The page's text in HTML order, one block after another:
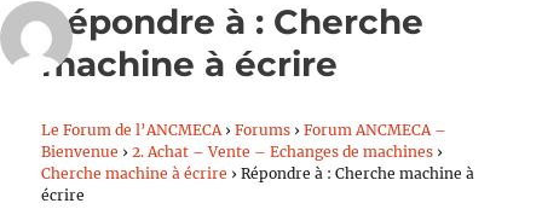
Répondre à : Cherche
machine à écrire
Le Forum de l’ANCMECA › Forums › Forum ANCMECA –
Bienvenue › 2. Achat – Vente – Echanges de machines ›
Cherche machine à écrire › Répondre à : Cherche machine à
écrire